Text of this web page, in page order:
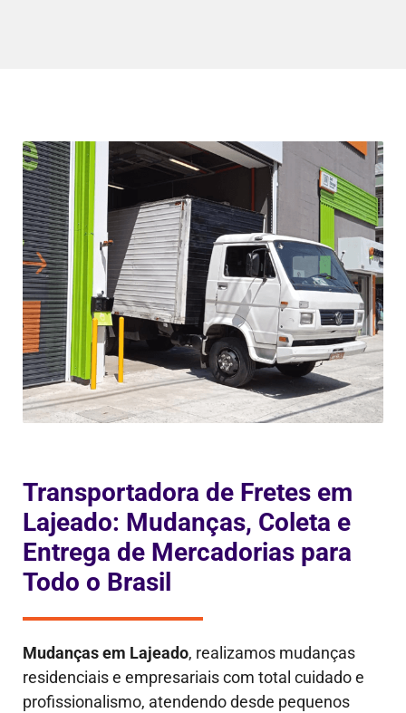
Transportadora de Fretes em
Lajeado: Mudanças, Coleta e
Entrega de Mercadorias para
Todo o Brasil
Mudanças em Lajeado, realizamos mudanças
residenciais e empresariais com total cuidado e
profissionalismo, atendendo desde pequenos